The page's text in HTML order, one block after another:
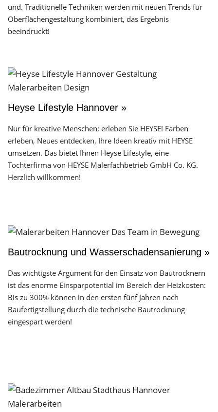
und. Traditionelle Techniken werden mit neuen Trends für
Oberflächen­gestaltung kombiniert, das Ergebnis
beeindruckt!
Heyse Lifestyle Hannover »
Nur für kreative Menschen; erleben Sie HEYSE! Farben
erleben, Neues entdecken, Ihre Ideen kreativ mit HEYSE
umsetzen. Das bietet Ihnen Heyse Lifestyle, eine
Tochterfirma von HEYSE Malerfachbetrieb GmbH Co. KG.
Herzlich willkommen!
Bautrocknung und Wasserschadensanierung »
Das wichtigste Argument für den Einsatz von Bautrocknern
ist das enorme Einsparpotential im Bereich der Heizkosten:
Bis zu 300% können in den ersten fünf Jahren nach
Baufertigstellung durch die technische Bautrocknung
eingespart werden!